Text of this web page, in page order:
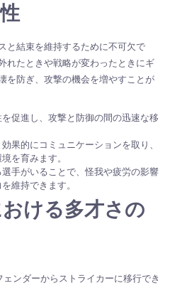
と結束を維持するために不可欠で
れたときや戦略が変わったときにギ
を防ぎ、攻撃の機会を増やすことが
促進し、攻撃と防御の間の迅速な移
果的にコミュニケーションを取り、
を育みます。
手がいることで、怪我や疲労の影響
維持できます。
ける多才さの
ンダーからストライカーに移行でき